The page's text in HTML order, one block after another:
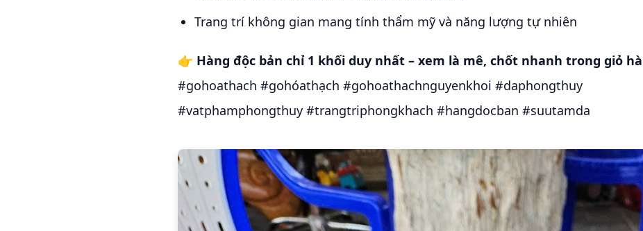
Trang trí không gian mang tính thẩm mỹ và năng lượng tự nhiên
👉 Hàng độc bản chỉ 1 khối duy nhất – xem là mê, chốt nhanh trong giỏ
#gohoathach #gohóathạch #gohoathachnguyenkhoi #daphongthuy
#vatphamphongthuy #trangtriphongkhach #hangdocban #suutamda